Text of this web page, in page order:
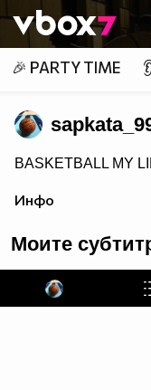
👾
🎉 PARTY TIME
BASKETBALL MY
Инфо
Моите